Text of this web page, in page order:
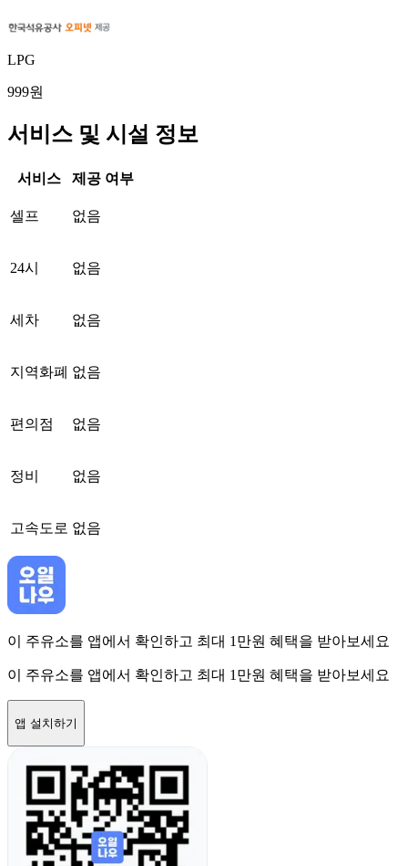
LPG
999원
서비스 및 시설 정보
서비스 제공 여부
셀프 없음
24시 없음
세차 없음
지역화폐 없음
편의점 없음
정비 없음
고속도로 없음
이 주유소를 앱에서 확인하고 최대 1만원 혜택을 받아보세요
이 주유소를 앱에서 확인하고 최대 1만원 혜택을 받아보세요
앱 설치하기